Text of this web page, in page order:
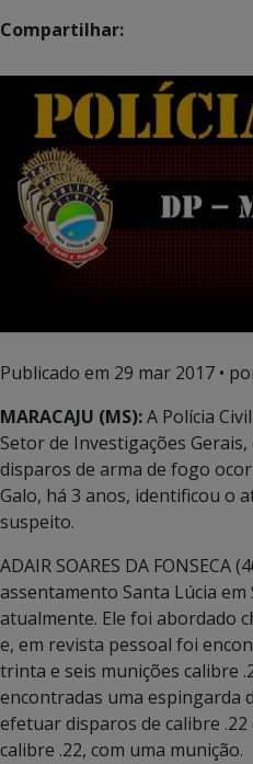
Compartilhar:
Publicado em 29 mar 2017 •
MARACAJU (MS):A Polícia
Setor de Investigações
disparos de arma de fogo
Galo, há 3 anos, identificou o
suspeito.
ADAIR SOARES DA FONSECA
assentamento Santa Lúcia
atualmente. Ele foi abordado
e, em revista pessoal foi
trinta e seis munições calibre
encontradas uma espingarda
efetuar disparos de calibre
calibre .22, com uma munição.